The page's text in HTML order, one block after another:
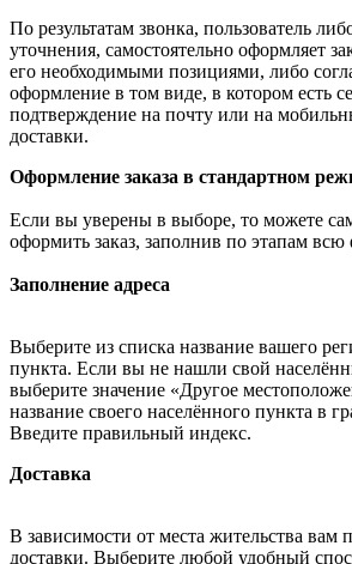
По результатам звонка, пользователь
уточнения, самостоятельно оформляет
его необходимыми позициями, либо
оформление в том виде, в котором есть
подтверждение на почту или на
доставки.
Оформление заказа в стандартном
Если вы уверены в выборе, то можете
оформить заказ, заполнив по этапам всю
Заполнение адреса
Выберите из списка название вашего
пункта. Если вы не нашли свой
выберите значение «Другое
название своего населённого пункта в
Введите правильный индекс.
Доставка
В зависимости от места жительства вам
доставки. Выберите любой удобный